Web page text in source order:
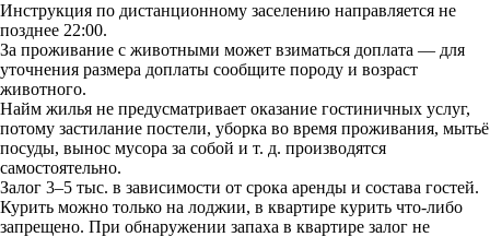
Инструкция по дистанционному заселению направляется не
позднее 22:00.
За проживание с животными может взиматься доплата — для
уточнения размера доплаты сообщите породу и возраст
животного.
Найм жилья не предусматривает оказание гостиничных услуг,
потому застилание постели, уборка во время проживания, мытьё
посуды, вынос мусора за собой и т. д. производятся
самостоятельно.
Залог 3–5 тыс. в зависимости от срока аренды и состава гостей.
Курить можно только на лоджии, в квартире курить что-либо
запрещено. При обнаружении запаха в квартире залог не